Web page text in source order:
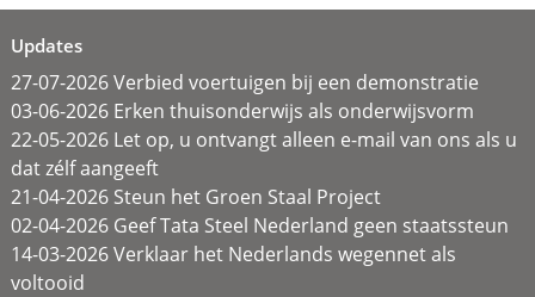
Updates
27-07-2026 Verbied voertuigen bij een demonstratie
03-06-2026 Erken thuisonderwijs als onderwijsvorm
22-05-2026 Let op, u ontvangt alleen e-mail van ons als u
dat zélf aangeeft
21-04-2026 Steun het Groen Staal Project
02-04-2026 Geef Tata Steel Nederland geen staatssteun
14-03-2026 Verklaar het Nederlands wegennet als
voltooid